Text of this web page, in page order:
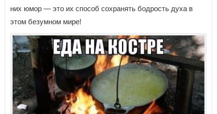
них юмор — это их способ сохранять бодрость духа в
этом безумном мире!